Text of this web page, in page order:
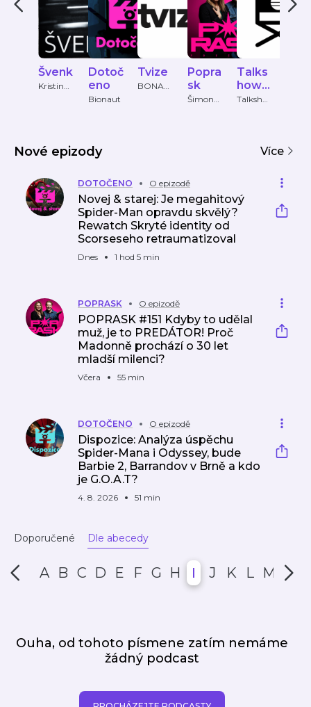
Švenk
Kristina
Dotoč
eno
Bionaut
Tvize
BONAFI
Popra
sk
Šimon
Talks
how
Pansk
Talksho
Nové epizody Více
DOTOČENO O epizodě
Novej & starej: Je megahitový
Spider-Man opravdu skvělý?
Rewatch Skryté identity od
Scorseseho retraumatizoval
Dnes 1 hod 5 min
POPRASK O epizodě
POPRASK #151 Kdyby to udělal
muž, je to PREDÁTOR! Proč
Madonně prochází o 30 let
mladší milenci?
Včera 55 min
DOTOČENO O epizodě
Dispozice: Analýza úspěchu
Spider-Mana i Odyssey, bude
Barbie 2, Barrandov v Brně a kdo
je G.O.A.T?
4. 8. 2026 51 min
Doporučené Dle abecedy
A B C D E F G H I J K L M N
Ouha, od tohoto písmene zatím nemáme
žádný podcast